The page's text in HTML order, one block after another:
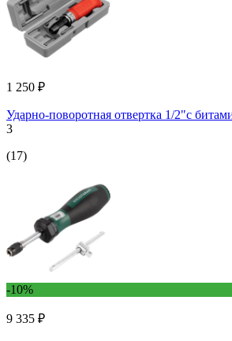
1 250 ₽
Ударно-поворотная отвертка 1/2"с
3
(17)
-10%
9 335 ₽